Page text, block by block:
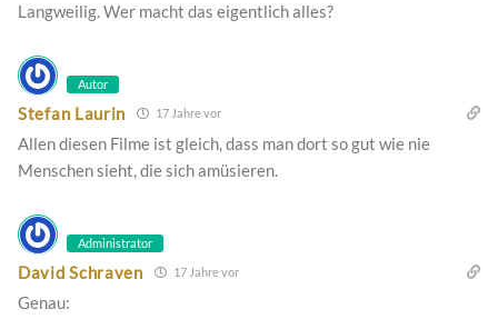
Langweilig. Wer macht das eigentlich alles?
Autor
Stefan Laurin 17 Jahre vor
Allen diesen Filme ist gleich, dass man dort so gut wie nie
Menschen sieht, die sich amüsieren.
Administrator
David Schraven 17 Jahre vor
Genau: